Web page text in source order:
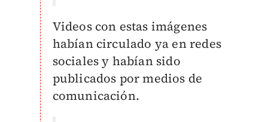
Videos con estas imágenes
habían circulado ya en redes
sociales y habían sido
publicados por medios de
comunicación.